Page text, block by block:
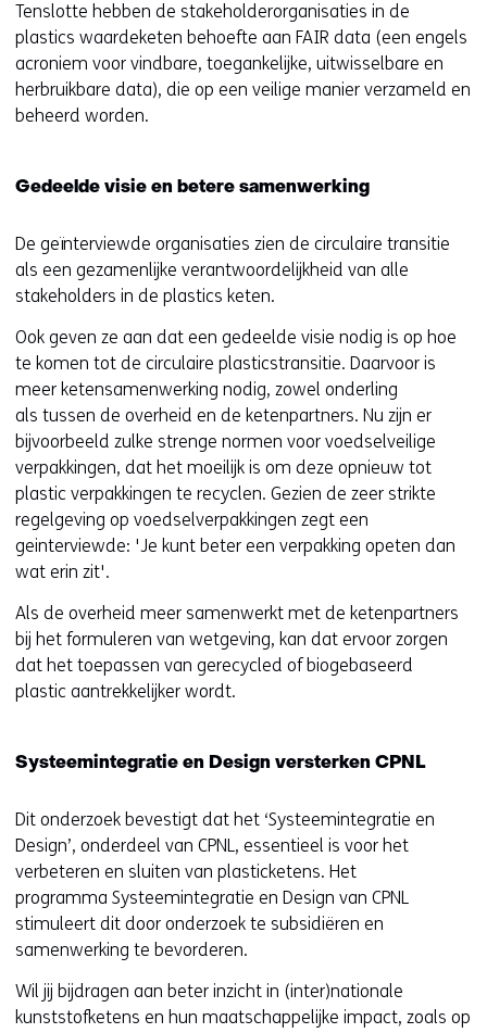
Tenslotte hebben de stakeholderorganisaties in de
plastics waardeketen behoefte aan FAIR data (een engels
acroniem voor vindbare, toegankelijke, uitwisselbare en
herbruikbare data), die op een veilige manier verzameld en
beheerd worden.
Gedeelde visie en betere samenwerking
De geïnterviewde organisaties zien de circulaire transitie
als een gezamenlijke verantwoordelijkheid van alle
stakeholders in de plastics keten.
Ook geven ze aan dat een gedeelde visie nodig is op hoe
te komen tot de circulaire plasticstransitie. Daarvoor is
meer ketensamenwerking nodig, zowel onderling
als tussen de overheid en de ketenpartners. Nu zijn er
bijvoorbeeld zulke strenge normen voor voedselveilige
verpakkingen, dat het moeilijk is om deze opnieuw tot
plastic verpakkingen te recyclen. Gezien de zeer strikte
regelgeving op voedselverpakkingen zegt een
geinterviewde: 'Je kunt beter een verpakking opeten dan
wat erin zit'.
Als de overheid meer samenwerkt met de ketenpartners
bij het formuleren van wetgeving, kan dat ervoor zorgen
dat het toepassen van gerecycled of biogebaseerd
plastic aantrekkelijker wordt.
Systeemintegratie en Design versterken CPNL
Dit onderzoek bevestigt dat het ‘Systeemintegratie en
Design’, onderdeel van CPNL, essentieel is voor het
verbeteren en sluiten van plasticketens. Het
programma Systeemintegratie en Design van CPNL
stimuleert dit door onderzoek te subsidiëren en
samenwerking te bevorderen.
Wil jij bijdragen aan beter inzicht in (inter)nationale
kunststofketens en hun maatschappelijke impact, zoals op